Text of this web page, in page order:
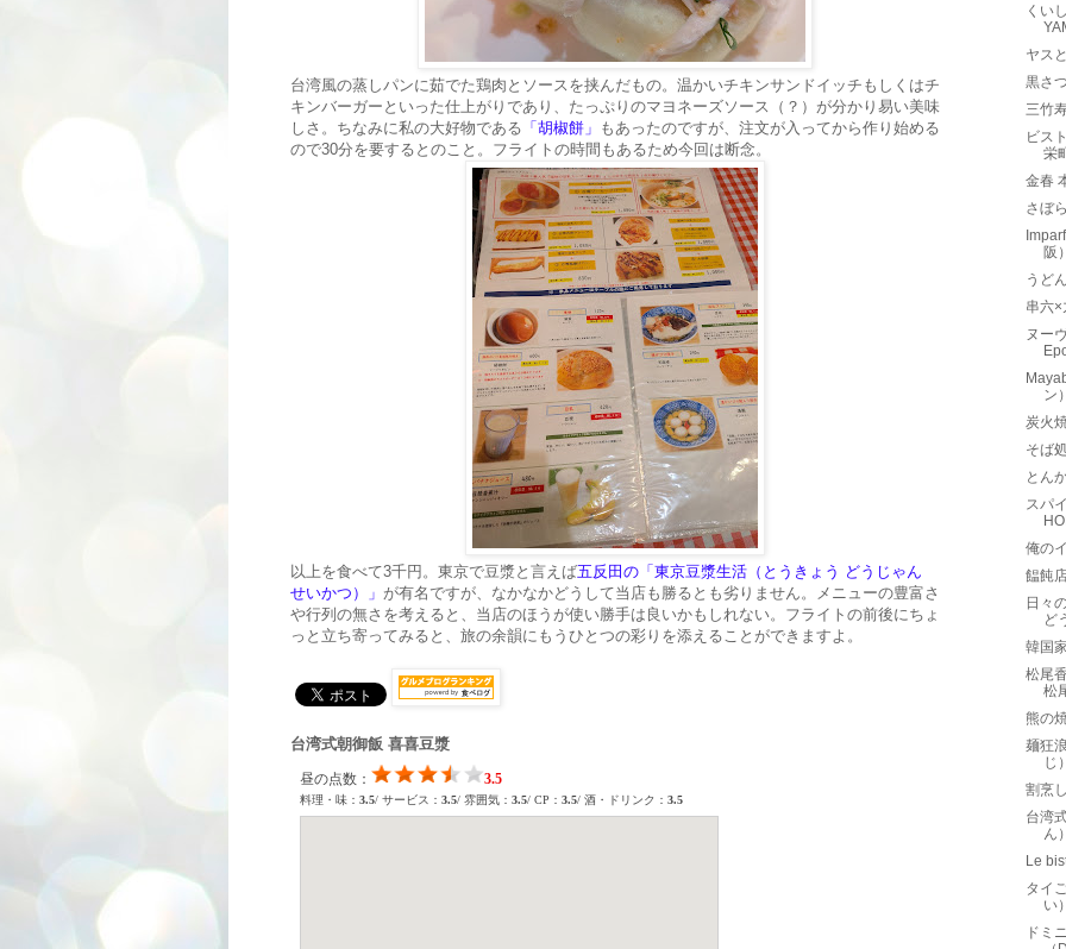
台湾風の蒸しパンに茹でた鶏肉とソースを挟んだもの。温かいチキンサンドイッチもしくはチ
キンバーガーといった仕上がりであり、たっぷりのマヨネーズソース（？）が分かり易い美味
しさ。ちなみに私の大好物である 「胡椒餅」 もあったのですが、注文が入ってから作り始める
ので30分を要するとのこと。フライトの時間もあるため今回は断念。
以上を食べて3千円。東京で豆漿と言えば五反田の「東京豆漿生活（とうきょう どうじゃん
せいかつ）」 が有名ですが、なかなかどうして当店も勝るとも劣りません。メニューの豊富さ
や行列の無さを考えると、当店のほうが使い勝手は良いかもしれない。フライトの前後にちょ
っと立ち寄ってみると、旅の余韻にもうひとつの彩りを添えることができますよ。
台湾式朝御飯 喜喜豆漿
くい
ヤス
黒さ
三竹
ビス
栄
金春
さぼ
阪
うど
串六
ヌー
ン
炭火
そば
とん
スパ
俺の
饂飩
日々
ど
韓国
松尾
松
熊の
麺狂
じ
割烹
台湾
ん
Le
タイ
い
ドミ